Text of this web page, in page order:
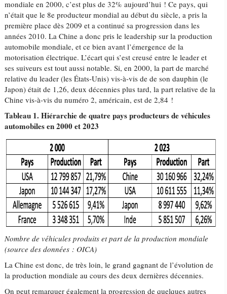
mondiale en 2000, c’est plus de 32% aujourd’hui ! Ce pays, qui
n’était que le 8e producteur mondial au début du siècle, a pris la
première place dès 2009 et a continué sa progression dans les
années 2010. La Chine a donc pris le leadership sur la production
automobile mondiale, et ce bien avant l’émergence de la
motorisation électrique. L’écart qui s’est creusé entre le leader et
ses suiveurs est tout aussi notable. Si, en 2000, la part de marché
relative du leader (les États-Unis) vis-à-vis de de son dauphin (le
Japon) était de 1,26, deux décennies plus tard, la part relative de la
Chine vis-à-vis du numéro 2, américain, est de 2,84 !
Tableau 1. Hiérarchie de quatre pays producteurs de véhicules
automobiles en 2000 et 2023
Nombre de véhicules produits et part de la production mondiale
(source des données : OICA)
La Chine est donc, de très loin, le grand gagnant de l’évolution de
la production mondiale au cours des deux dernières décennies.
On peut remarquer également la progression de quelques autres